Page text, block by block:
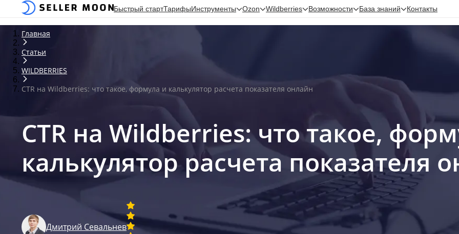
Быстрый стартТарифыИнструменты Ozon Wildberries Возможности База знаний Контакты
Главная
Статьи
WILDBERRIES
CTR на Wildberries: что такое, формула и калькулятор расчета показателя онлайн
CTR на Wildberries: что такое,
калькулятор расчета показателя
Дмитрий Севальнев